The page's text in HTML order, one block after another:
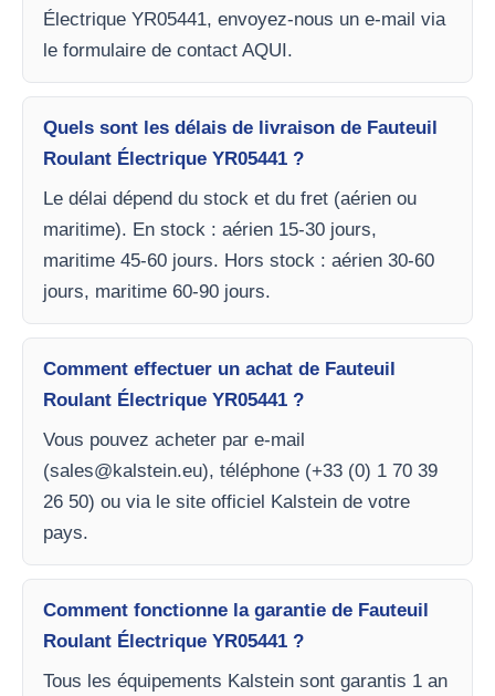
Électrique YR05441, envoyez-nous un e-mail via
le formulaire de contact AQUI.
Quels sont les délais de livraison de Fauteuil
Roulant Électrique YR05441 ?
Le délai dépend du stock et du fret (aérien ou
maritime). En stock : aérien 15-30 jours,
maritime 45-60 jours. Hors stock : aérien 30-60
jours, maritime 60-90 jours.
Comment effectuer un achat de Fauteuil
Roulant Électrique YR05441 ?
Vous pouvez acheter par e-mail
(sales@kalstein.eu), téléphone (+33 (0) 1 70 39
26 50) ou via le site officiel Kalstein de votre
pays.
Comment fonctionne la garantie de Fauteuil
Roulant Électrique YR05441 ?
Tous les équipements Kalstein sont garantis 1 an